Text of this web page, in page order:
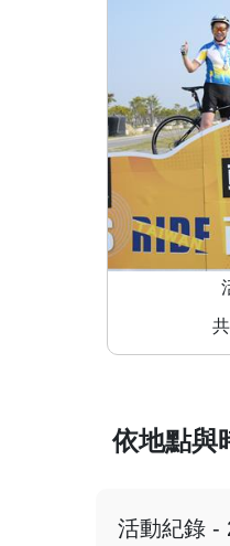
依地點與
活動紀錄 -